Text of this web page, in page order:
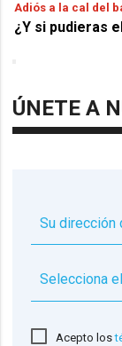
Adiós a la cal del
¿Y si pudieras
ÚNETE A
Acepto los